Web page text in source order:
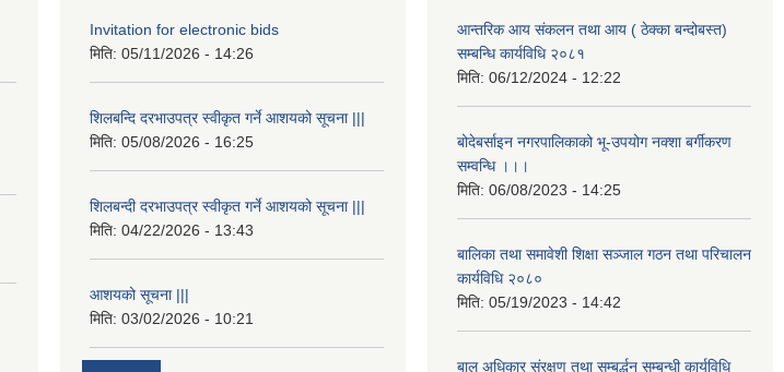
Invitation for electronic bids
मिति: 05/11/2026 - 14:26
शिलबन्दि दरभाउपत्र स्वीकृत गर्ने आशयको सूचना |||
मिति: 05/08/2026 - 16:25
शिलबन्दी दरभाउपत्र स्वीकृत गर्ने आशयको सूचना |||
मिति: 04/22/2026 - 13:43
आशयको सूचना |||
मिति: 03/02/2026 - 10:21
आन्तरिक आय संकलन तथा आय ( ठेक्का बन्दोबस्त)
सम्बन्धि कार्यविधि २०८१
मिति: 06/12/2024 - 12:22
बोदेबर्साइन नगरपालिकाको भू-उपयोग नक्शा बर्गीकरण
सम्वन्धि ।।।
मिति: 06/08/2023 - 14:25
बालिका तथा समावेशी शिक्षा सञ्जाल गठन तथा परिचालन
कार्यविधि २०८०
मिति: 05/19/2023 - 14:42
बाल अधिकार संरक्षण तथा सम्बर्द्धन सम्बन्धी कार्यविधि